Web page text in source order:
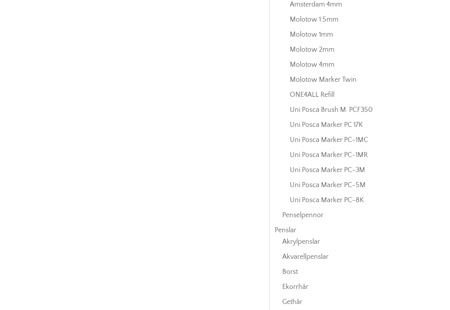
Amsterdam 4mm
Molotow 1.5mm
Molotow 1mm
Molotow 2mm
Molotow 4mm
Molotow Marker Twin
ONE4ALL Refill
Uni Posca Brush M. PCF350
Uni Posca Marker PC 17K
Uni Posca Marker PC-1MC
Uni Posca Marker PC-1MR
Uni Posca Marker PC-3M
Uni Posca Marker PC-5M
Uni Posca Marker PC-8K
Penselpennor
Penslar
Akrylpenslar
Akvarellpenslar
Borst
Ekorrhår
Gethår